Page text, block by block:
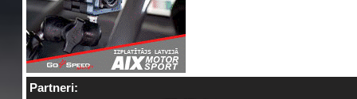
Partneri: